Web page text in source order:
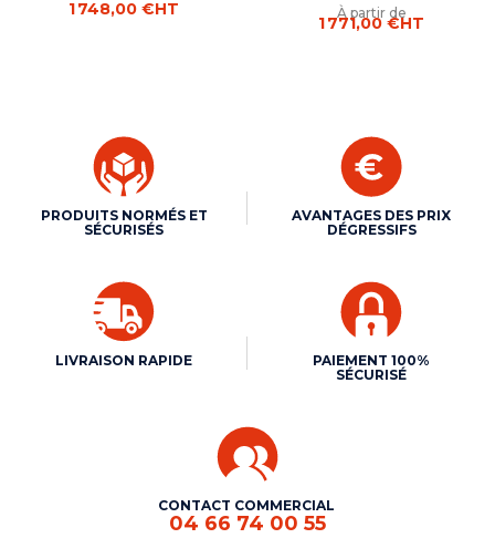
1 748,00 €HT À partir de
1 771,00 €HT
PRODUITS NORMÉS ET
SÉCURISÉS
AVANTAGES DES PRIX
DÉGRESSIFS
LIVRAISON RAPIDE
PAIEMENT 100%
SÉCURISÉ
CONTACT COMMERCIAL
04 66 74 00 55